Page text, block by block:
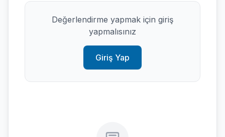
Değerlendirme yapmak için giriş
yapmalısınız
Giriş Yap